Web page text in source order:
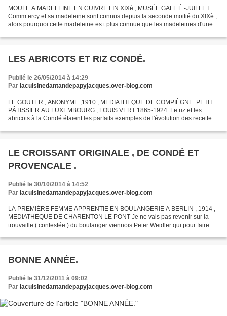
MOULE A MADELEINE EN CUIVRE FIN XIXè , MUSÉE GALL É -JUILLET .
Comm ercy et sa madeleine sont connus depuis la seconde moitié du XIXè ,
alors pourquoi cette madeleine es t plus connue que les madeleines d'une
LES ABRICOTS ET RIZ CONDÉ.
Publié le 26/05/2014 à 14:29
Par lacuisinedantandepapyjacques.over-blog.com
LE GOUTER , ANONYME ,1910 , MEDIATHEQUE DE COMPIÈGNE. PETIT
PÂTISSIER AU LUXEMBOURG , LOUIS VERT 1865-1924. Le riz et les
abricots à la Condé étaient les parfaits exemples de l'évolution des recettes
LE CROISSANT ORIGINALE , DE CONDÉ ET
PROVENCALE .
Publié le 30/10/2014 à 14:52
Par lacuisinedantandepapyjacques.over-blog.com
LA PREMIÈRE FEMME APPRENTIE EN BOULANGERIE A BERLIN , 1914 ,
MEDIATHEQUE DE CHARENTON LE PONT Je ne vais pas revenir sur la
trouvaille ( contestée ) du boulanger viennois Peter Weidler qui pour faire
BONNE ANNÉE.
Publié le 31/12/2011 à 09:02
Par lacuisinedantandepapyjacques.over-blog.com